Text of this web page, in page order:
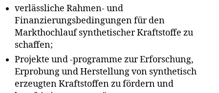
verlässliche Rahmen- und
Finanzierungsbedingungen für den
Markthochlauf synthetischer Kraftstoffe zu
schaffen;
Projekte und -programme zur Erforschung,
Erprobung und Herstellung von synthetisch
erzeugten Kraftstoffen zu fördern und